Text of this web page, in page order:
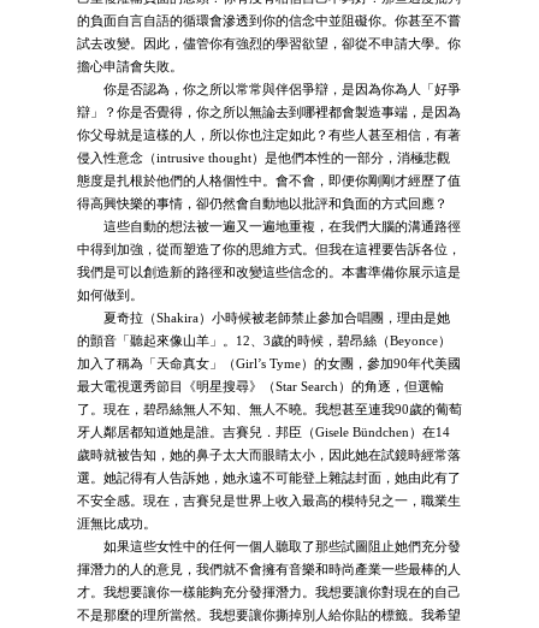
的負面自言自語的循環會滲透到你的信念中並阻礙你。你甚至不嘗
試去改變。因此，儘管你有強烈的學習欲望，卻從不申請大學。你
擔心申請會失敗。
你是否認為，你之所以常常與伴侶爭辯，是因為你為人「好爭
辯」？你是否覺得，你之所以無論去到哪裡都會製造事端，是因為
你父母就是這樣的人，所以你也注定如此？有些人甚至相信，有著
侵入性意念（intrusive thought）是他們本性的一部分，消極悲觀
態度是扎根於他們的人格個性中。會不會，即便你剛剛才經歷了值
得高興快樂的事情，卻仍然會自動地以批評和負面的方式回應？
這些自動的想法被一遍又一遍地重複，在我們大腦的溝通路徑
中得到加強，從而塑造了你的思維方式。但我在這裡要告訴各位，
我們是可以創造新的路徑和改變這些信念的。本書準備你展示這是
如何做到。
夏奇拉（Shakira）小時候被老師禁止參加合唱團，理由是她
的顫音「聽起來像山羊」。12、3歲的時候，碧昂絲（Beyonce）
加入了稱為「天命真女」（Girl’s Tyme）的女團，參加90年代美國
最大電視選秀節目《明星搜尋》（Star Search）的角逐，但選輸
了。現在，碧昂絲無人不知、無人不曉。我想甚至連我90歲的葡萄
牙人鄰居都知道她是誰。吉賽兒．邦臣（Gisele Bündchen）在14
歲時就被告知，她的鼻子太大而眼睛太小，因此她在試鏡時經常落
選。她記得有人告訴她，她永遠不可能登上雜誌封面，她由此有了
不安全感。現在，吉賽兒是世界上收入最高的模特兒之一，職業生
涯無比成功。
如果這些女性中的任何一個人聽取了那些試圖阻止她們充分發
揮潛力的人的意見，我們就不會擁有音樂和時尚產業一些最棒的人
才。我想要讓你一樣能夠充分發揮潛力。我想要讓你對現在的自己
不是那麼的理所當然。我想要讓你撕掉別人給你貼的標籤。我希望